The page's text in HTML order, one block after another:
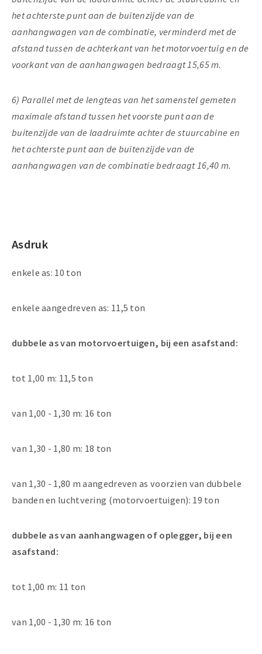
het achterste punt aan de buitenzijde van de
aanhangwagen van de combinatie, verminderd met de
afstand tussen de achterkant van het motorvoertuig en de
voorkant van de aanhangwagen bedraagt 15,65 m.
6) Parallel met de lengteas van het samenstel gemeten
maximale afstand tussen het voorste punt aan de
buitenzijde van de laadruimte achter de stuurcabine en
het achterste punt aan de buitenzijde van de
aanhangwagen van de combinatie bedraagt 16,40 m.
Asdruk
enkele as: 10 ton
enkele aangedreven as: 11,5 ton
dubbele as van motorvoertuigen, bij een asafstand:
tot 1,00 m: 11,5 ton
van 1,00 - 1,30 m: 16 ton
van 1,30 - 1,80 m: 18 ton
van 1,30 - 1,80 m aangedreven as voorzien van dubbele
banden en luchtvering (motorvoertuigen): 19 ton
dubbele as van aanhangwagen of oplegger, bij een
asafstand:
tot 1,00 m: 11 ton
van 1,00 - 1,30 m: 16 ton